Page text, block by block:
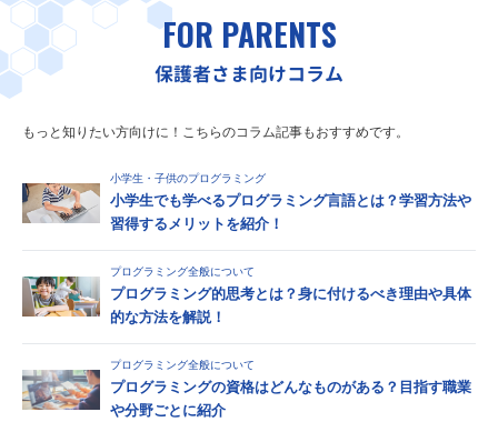
FOR PARENTS
保護者さま向けコラム
もっと知りたい方向けに！こちらのコラム記事もおすすめです。
小学生・子供のプログラミング
小学生でも学べるプログラミング言語とは？学習方法や
習得するメリットを紹介！
プログラミング全般について
プログラミング的思考とは？身に付けるべき理由や具体
的な方法を解説！
プログラミング全般について
プログラミングの資格はどんなものがある？目指す職業
や分野ごとに紹介